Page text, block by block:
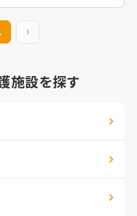
件
施設を探す